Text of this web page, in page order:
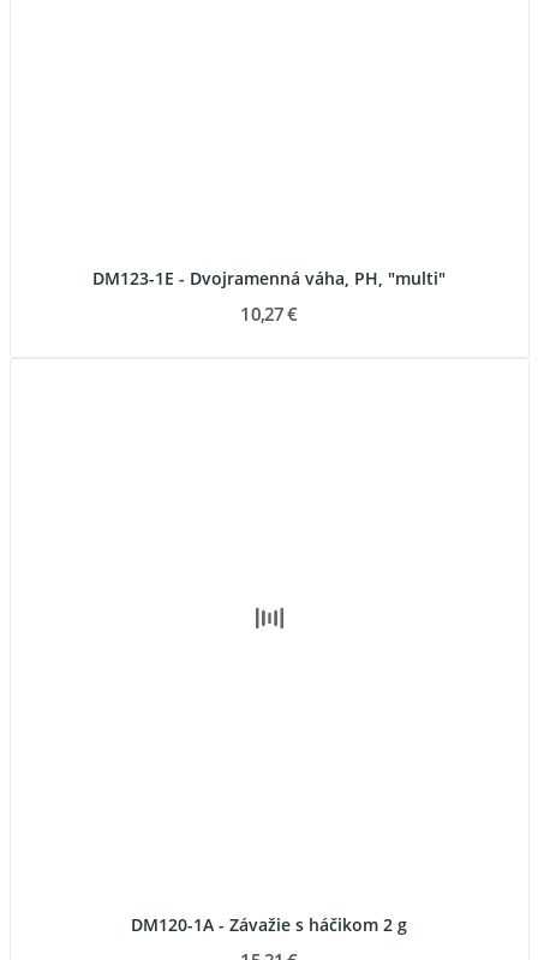
DM123-1E - Dvojramenná váha, PH, "multi"
10,27 €
DM120-1A - Závažie s háčikom 2 g